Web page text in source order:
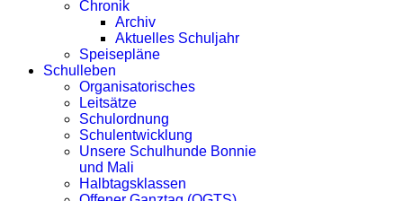
Chronik
Archiv
Aktuelles Schuljahr
Speisepläne
Schulleben
Organisatorisches
Leitsätze
Schulordnung
Schulentwicklung
Unsere Schulhunde Bonnie
und Mali
Halbtagsklassen